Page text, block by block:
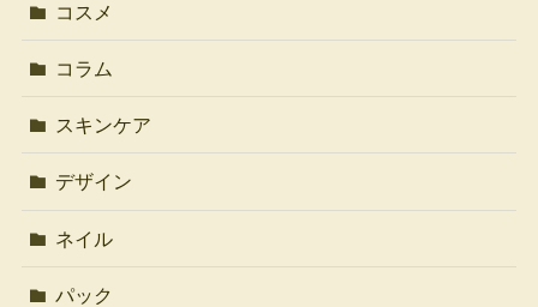
コスメ
コラム
スキンケア
デザイン
ネイル
パック